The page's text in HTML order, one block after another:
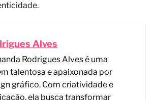
Alves
Rodrigues Alves é uma
talentosa e apaixonada por
gráfico. Com criatividade e
ela busca transformar